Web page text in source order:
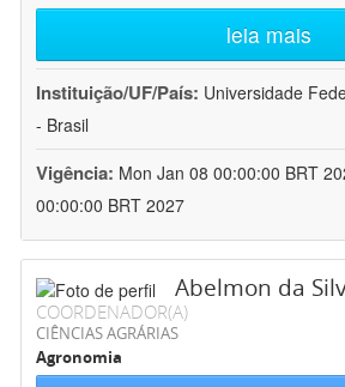
leia mais
Instituição/UF/País: Universidade
- Brasil
Vigência: Mon Jan 08 00:00:00 BRT
00:00:00 BRT 2027
Abelmon da
COORDENADOR(A)
CIÊNCIAS AGRÁRIAS
Agronomia